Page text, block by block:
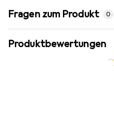
Fragen zum Produkt 0
Produktbewertungen